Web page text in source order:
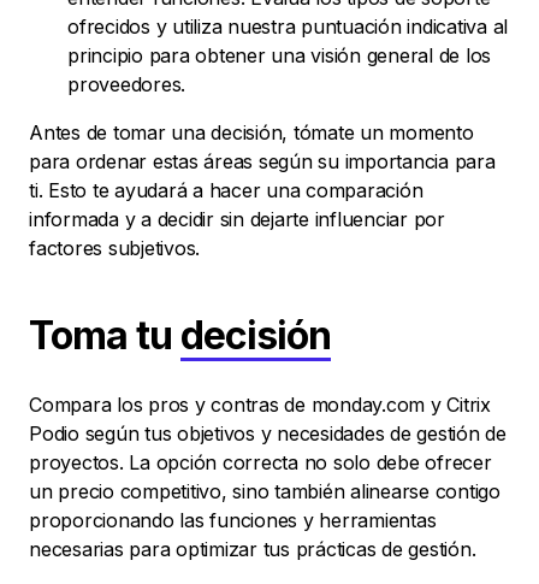
ofrecidos y utiliza nuestra puntuación indicativa al
principio para obtener una visión general de los
proveedores.
Antes de tomar una decisión, tómate un momento
para ordenar estas áreas según su importancia para
ti. Esto te ayudará a hacer una comparación
informada y a decidir sin dejarte influenciar por
factores subjetivos.
Toma tu decisión
Compara los pros y contras de monday.com y Citrix
Podio según tus objetivos y necesidades de gestión de
proyectos. La opción correcta no solo debe ofrecer
un precio competitivo, sino también alinearse contigo
proporcionando las funciones y herramientas
necesarias para optimizar tus prácticas de gestión.